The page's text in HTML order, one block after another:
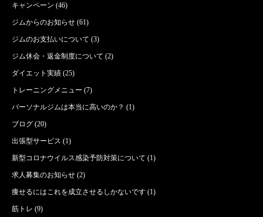
キャンペーン (46)
ジムからのお知らせ (61)
ジムのお支払いについて (3)
ジム休会・返金制度について (2)
ダイエット実績 (25)
トレーニングメニュー (7)
パーソナルジムは本当に高いのか？ (1)
ブログ (20)
出張型サービス (1)
新型コロナウイルス感染予防対策について (1)
求人募集のお知らせ (2)
痩せるにはこれを成立させるしかないです (1)
筋トレ (9)